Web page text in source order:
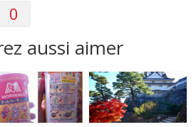
0
aussi aimer